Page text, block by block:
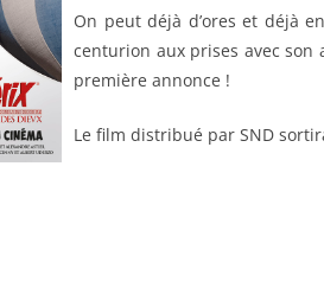
On peut déjà d’ores et déjà
centurion aux prises avec son
première annonce !
Le film distribué par SND